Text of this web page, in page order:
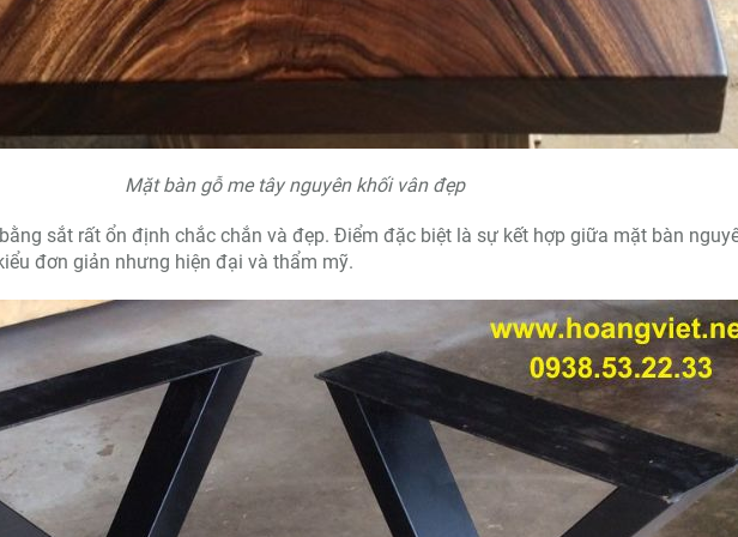
Mặt bàn gỗ me tây nguyên khối vân đẹp
sắt rất ổn định chắc chắn và đẹp. Điểm đặc biệt là sự kết hợp giữa mặt bàn
đơn giản nhưng hiện đại và thẩm mỹ.